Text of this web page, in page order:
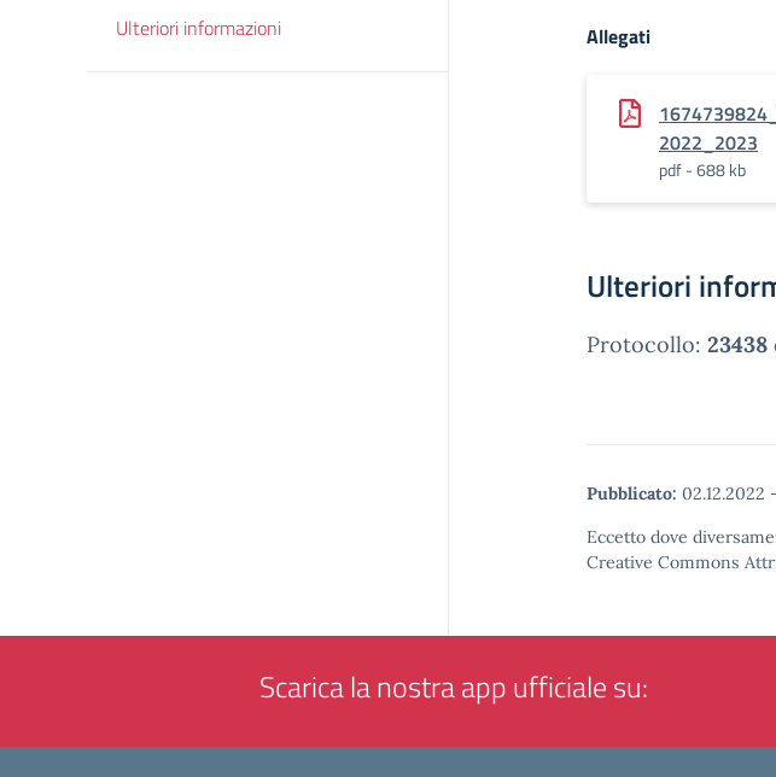
Ulteriori informazioni
Allegati
2022_2023
pdf - 688 kb
Ulteriori
Protocollo: 23438
Pubblicato: 02.12.2022 -
Eccetto dove
Creative Commons
Scarica la nostra app ufficiale su: